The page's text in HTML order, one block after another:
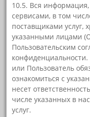
10.5. Вся
сервисами, в том
поставщиками услуг,
указанными лицами
Пользовательским
или Пользователь
ознакомиться с
несет
числе указанных в
услуг.